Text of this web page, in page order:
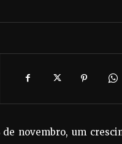
novembro, um